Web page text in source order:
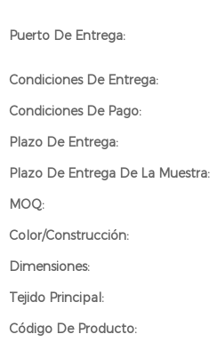
Puerto De Entrega:
Condiciones De Entrega:
Condiciones De Pago:
Plazo De Entrega:
Plazo De Entrega De La Muestra:
MOQ:
Color/Construcción:
Dimensiones:
Tejido Principal:
Código De Producto: